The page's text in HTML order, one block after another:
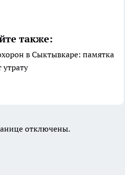
также:
в Сыктывкаре: памятка
утрату
отключены.